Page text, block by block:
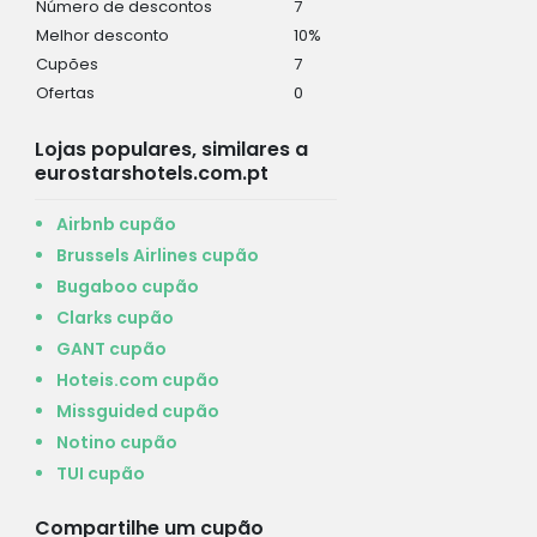
Número de descontos
7
Melhor desconto
10%
Cupões
7
Ofertas
0
Lojas populares, similares a
eurostarshotels.com.pt
Airbnb cupão
Brussels Airlines cupão
Bugaboo cupão
Clarks cupão
GANT cupão
Hoteis.com cupão
Missguided cupão
Notino cupão
TUI cupão
Compartilhe um cupão